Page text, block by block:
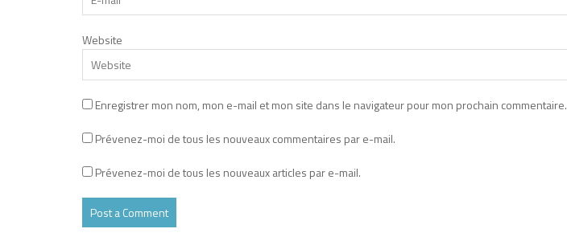
Website
Enregistrer mon nom, mon e-mail et mon site dans le navigateur pour mon prochain commentaire.
Prévenez-moi de tous les nouveaux commentaires par e-mail.
Prévenez-moi de tous les nouveaux articles par e-mail.